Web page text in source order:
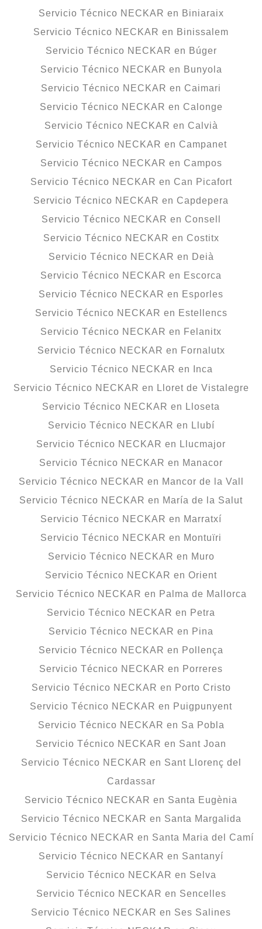
Servicio Técnico NECKAR en Biniaraix
Servicio Técnico NECKAR en Binissalem
Servicio Técnico NECKAR en Búger
Servicio Técnico NECKAR en Bunyola
Servicio Técnico NECKAR en Caimari
Servicio Técnico NECKAR en Calonge
Servicio Técnico NECKAR en Calvià
Servicio Técnico NECKAR en Campanet
Servicio Técnico NECKAR en Campos
Servicio Técnico NECKAR en Can Picafort
Servicio Técnico NECKAR en Capdepera
Servicio Técnico NECKAR en Consell
Servicio Técnico NECKAR en Costitx
Servicio Técnico NECKAR en Deià
Servicio Técnico NECKAR en Escorca
Servicio Técnico NECKAR en Esporles
Servicio Técnico NECKAR en Estellencs
Servicio Técnico NECKAR en Felanitx
Servicio Técnico NECKAR en Fornalutx
Servicio Técnico NECKAR en Inca
Servicio Técnico NECKAR en Lloret de Vistalegre
Servicio Técnico NECKAR en Lloseta
Servicio Técnico NECKAR en Llubí
Servicio Técnico NECKAR en Llucmajor
Servicio Técnico NECKAR en Manacor
Servicio Técnico NECKAR en Mancor de la Vall
Servicio Técnico NECKAR en María de la Salut
Servicio Técnico NECKAR en Marratxí
Servicio Técnico NECKAR en Montuïri
Servicio Técnico NECKAR en Muro
Servicio Técnico NECKAR en Orient
Servicio Técnico NECKAR en Palma de Mallorca
Servicio Técnico NECKAR en Petra
Servicio Técnico NECKAR en Pina
Servicio Técnico NECKAR en Pollença
Servicio Técnico NECKAR en Porreres
Servicio Técnico NECKAR en Porto Cristo
Servicio Técnico NECKAR en Puigpunyent
Servicio Técnico NECKAR en Sa Pobla
Servicio Técnico NECKAR en Sant Joan
Servicio Técnico NECKAR en Sant Llorenç del
Cardassar
Servicio Técnico NECKAR en Santa Eugènia
Servicio Técnico NECKAR en Santa Margalida
Servicio Técnico NECKAR en Santa Maria del Camí
Servicio Técnico NECKAR en Santanyí
Servicio Técnico NECKAR en Selva
Servicio Técnico NECKAR en Sencelles
Servicio Técnico NECKAR en Ses Salines